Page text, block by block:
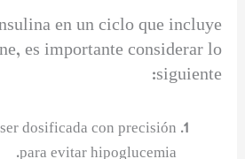
en un ciclo que incluye
es importante considerar lo
siguiente:
dosificada con precisión
para evitar hipoglucemia.